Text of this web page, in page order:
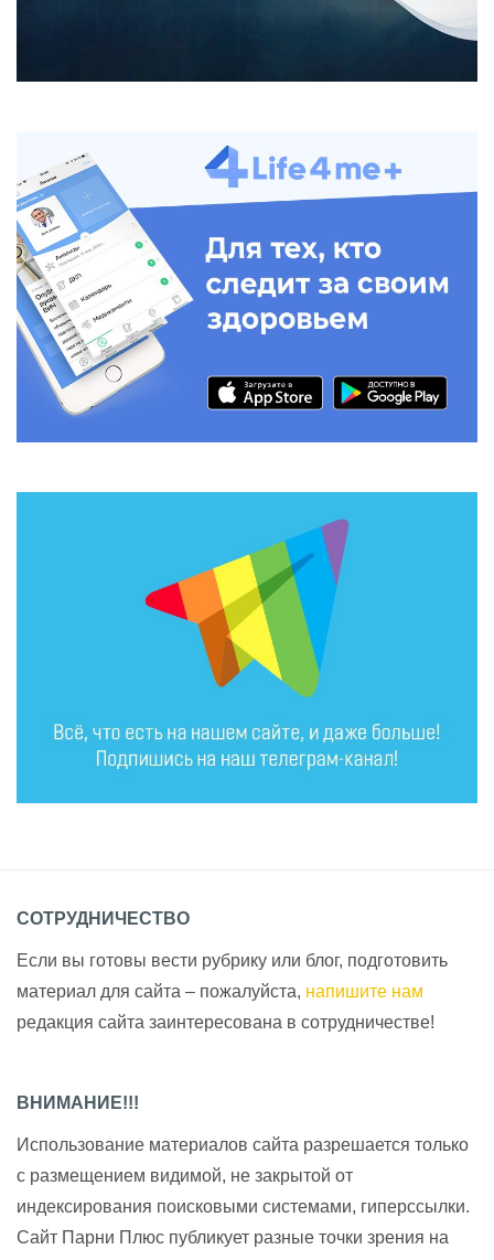
СОТРУДНИЧЕСТВО
Если вы готовы вести рубрику или блог, подготовить
материал для сайта – пожалуйста, напишите нам
редакция сайта заинтересована в сотрудничестве!
ВНИМАНИЕ!!!
Использование материалов сайта разрешается только
с размещением видимой, не закрытой от
индексирования поисковыми системами, гиперссылки.
Сайт Парни Плюс публикует разные точки зрения на